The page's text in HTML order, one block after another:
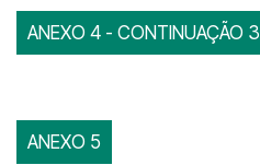
ANEXO 4 - CONTINUAÇÃO 3
ANEXO 5